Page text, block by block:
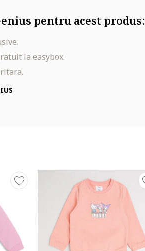
pentru acest produs:
la easybox.